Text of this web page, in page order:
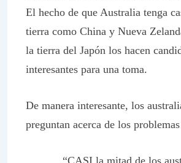
El hecho de que Australia tenga
tierra como China y Nueva
la tierra del Japón los hacen
interesantes para una toma.
De manera interesante, los
preguntan acerca de los
“CASI la mitad de los